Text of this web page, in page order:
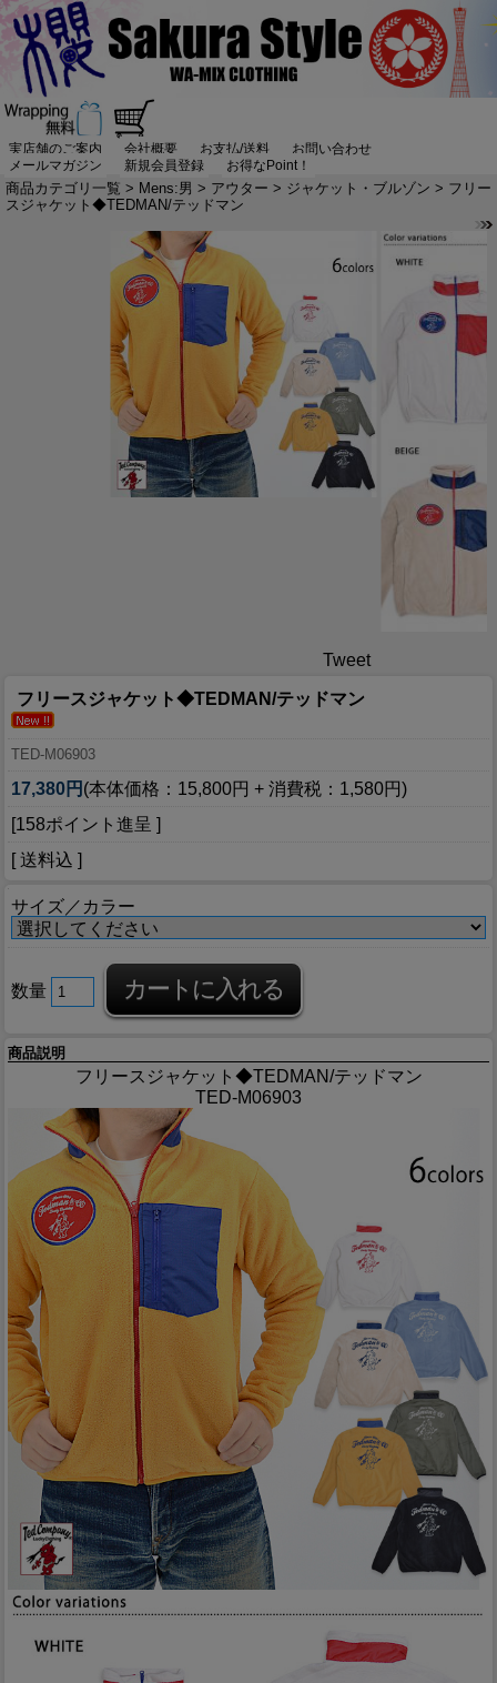
実店舗のご案内 会社概要 お支払/送料
お問い合わせ
メールマガジン
新規会員登録 お得なPoint！
商品カテゴリ一覧 > Mens:男 > アウター > ジャケット・ブルゾン > フリー
スジャケット◆TEDMAN/テッドマン
Tweet
フリースジャケット◆TEDMAN/テッドマン
TED-M06903
17,380円 (本体価格：15,800円 + 消費税：1,580円)
[158ポイント進呈 ]
[ 送料込 ]
サイズ／カラー
数量
商品説明
フリースジャケット◆TEDMAN/テッドマン
TED-M06903